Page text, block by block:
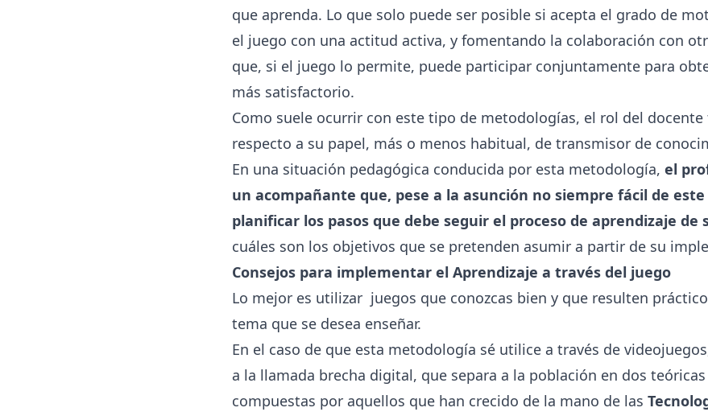
que aprenda. Lo que solo puede ser posible si acepta el grado de
el juego con una actitud activa, y fomentando la colaboración con
que, si el juego lo permite, puede participar conjuntamente para
más satisfactorio.
Como suele ocurrir con este tipo de metodologías, el rol del
respecto a su papel, más o menos habitual, de transmisor de
En una situación pedagógica conducida por esta metodología, el
un acompañante que, pese a la asunción no siempre fácil de
planificar los pasos que debe seguir el proceso de aprendizaje de
cuáles son los objetivos que se pretenden asumir a partir de su
Consejos para implementar el Aprendizaje a través del juego
Lo mejor es utilizar juegos que conozcas bien y que resulten
tema que se desea enseñar.
En el caso de que esta metodología sé utilice a través de
a la llamada brecha digital, que separa a la población en dos
compuestas por aquellos que han crecido de la mano de las